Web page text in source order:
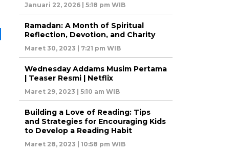
Januari 22, 2026 | 5:18 pm WIB
Ramadan: A Month of Spiritual
Reflection, Devotion, and Charity
Maret 30, 2023 | 7:21 pm WIB
Wednesday Addams Musim Pertama
| Teaser Resmi | Netflix
Maret 29, 2023 | 5:10 am WIB
Building a Love of Reading: Tips
and Strategies for Encouraging Kids
to Develop a Reading Habit
Maret 28, 2023 | 10:58 pm WIB